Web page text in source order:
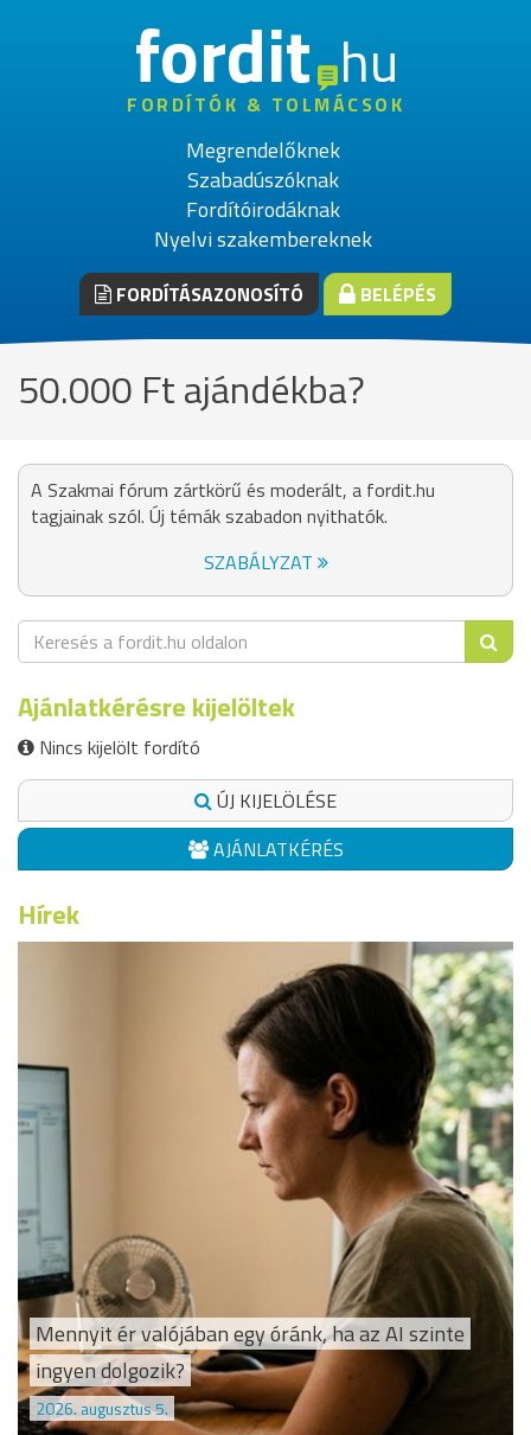
fordithu
FORDÍTÓK & TOLMÁCSOK
Megrendelőknek
Szabadúszóknak
Fordítóirodáknak
Nyelvi szakembereknek
FORDÍTÁSAZONOSÍTÓ BELÉPÉS
50.000 Ft ajándékba?
A Szakmai fórum zártkörű és moderált, a fordit.hu
tagjainak szól. Új témák szabadon nyithatók.
SZABÁLYZAT
Ajánlatkérésre kijelöltek
Nincs kijelölt fordító
ÚJ KIJELÖLÉSE
AJÁNLATKÉRÉS
Hírek
Mennyit ér valójában egy óránk, ha az AI szinte
ingyen dolgozik?
2026. augusztus 5.